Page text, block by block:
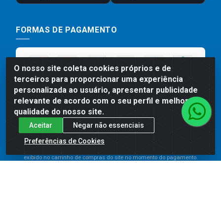
O nosso site coleta cookies próprios e de
terceiros para proporcionar uma experiência
personalizada ao usuário, apresentar publicidade
relevante de acordo com o seu perfil e melhorar a
qualidade do nosso site.
Aceitar
Negar não essenciais
Preferências de Cookies
FORMAS DE PAGAMENTO
Preços, promoções, condições de pagamento e frete são válidos
para compras realizadas exclusivamente pelo site. Caso haja
exibido no carrinho de compras do site no momento do pagamento.